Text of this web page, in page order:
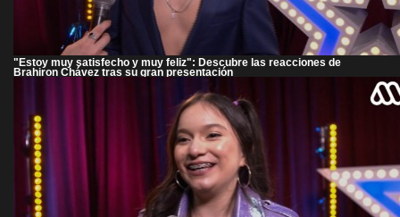
"Estoy muy satisfecho y muy feliz": Descubre las reacciones de
Brahiron Chávez tras su gran presentación